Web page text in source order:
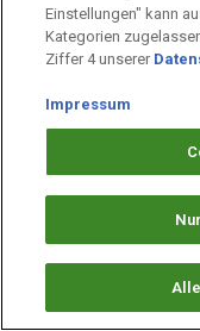
Fragen & Hilfe
Datenschutz
Cookie-Einstellungen
Einstellungen" kann
Kategorien
Ziffer 4 unserer
Impressum